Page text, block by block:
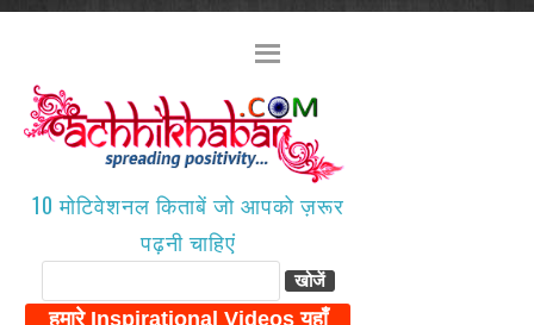
10 मोटिवेशनल किताबें जो आपको ज़रूर
पढ़नी चाहिएं